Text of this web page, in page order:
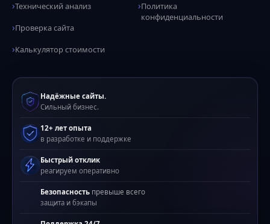
Технический анализ
Проверка сайта
Калькулятор стоимости
Политика
конфиденциальности
Надёжные сайты.
Сильный бизнес.
12+ лет опыта
в разработке и поддержке
Быстрый отклик
реагируем оперативно
Безопасность превыше всего
защита и бэкапы